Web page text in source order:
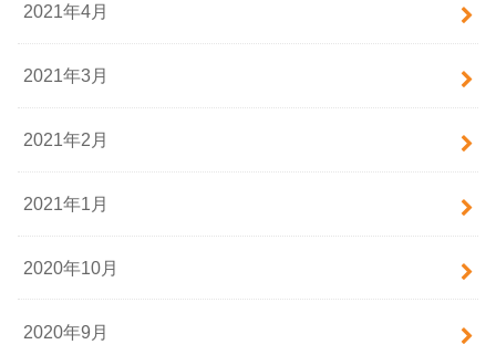
2021年4月
2021年3月
2021年2月
2021年1月
2020年10月
2020年9月